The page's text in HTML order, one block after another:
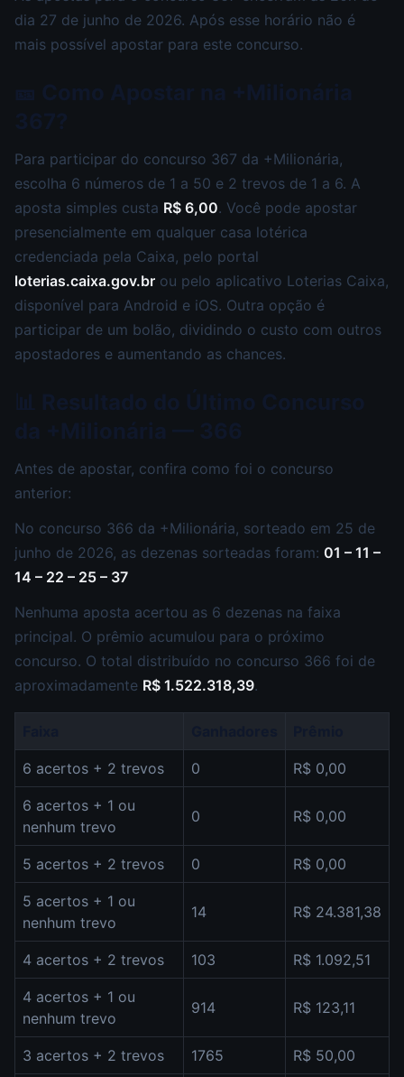
dia 27 de junho de 2026. Após esse horário não é
mais possível apostar para este concurso.
Para participar do concurso 367 da +Milionária,
escolha 6 números de 1 a 50 e 2 trevos de 1 a 6. A
aposta simples custa R$ 6,00. Você pode apostar
presencialmente em qualquer casa lotérica
credenciada pela Caixa, pelo portal
loterias.caixa.gov.br ou pelo aplicativo Loterias Caixa,
disponível para Android e iOS. Outra opção é
participar de um bolão, dividindo o custo com outros
apostadores e aumentando as chances.
Antes de apostar, confira como foi o concurso
anterior:
No concurso 366 da +Milionária, sorteado em 25 de
junho de 2026, as dezenas sorteadas foram: 01 – 11 –
14 – 22 – 25 – 37
Nenhuma aposta acertou as 6 dezenas na faixa
principal. O prêmio acumulou para o próximo
concurso. O total distribuído no concurso 366 foi de
aproximadamente R$ 1.522.318,39.
6 acertos + 2 trevos 0 R$ 0,00
6 acertos + 1 ou
nenhum trevo
0 R$ 0,00
5 acertos + 2 trevos 0 R$ 0,00
5 acertos + 1 ou
nenhum trevo
14 R$ 24.381,38
4 acertos + 2 trevos 103 R$ 1.092,51
4 acertos + 1 ou
nenhum trevo
914 R$ 123,11
3 acertos + 2 trevos 1765 R$ 50,00